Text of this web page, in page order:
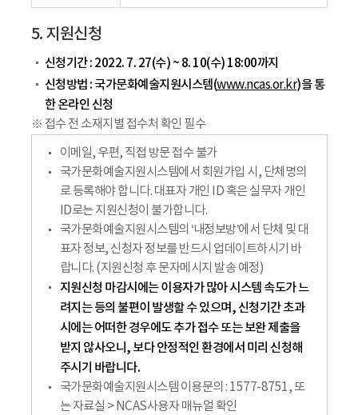
5. 지원신청
신청기간 : 2022. 7. 27(수) ~ 8. 10(수) 18:00까지
신청방법 : 국가문화예술지원시스템(www.ncas.or.kr)을 통
한 온라인 신청
※ 접수 전 소재지별 접수처 확인 필수
이메일, 우편, 직접 방문 접수 불가
국가문화예술지원시스템에서 회원가입 시, 단체명의
로 등록해야 합니다. 대표자 개인 ID 혹은 실무자 개인
ID로는 지원신청이 불가합니다.
국가문화예술지원시스템의 ‘내정보방’에서 단체 및 대
표자 정보, 신청자 정보를 반드시 업데이트하시기 바
랍니다. (지원신청 후 문자메시지 발송 예정)
지원신청 마감시에는 이용자가 많아 시스템 속도가 느
려지는 등의 불편이 발생할 수 있으며, 신청기간 초과
시에는 어떠한 경우에도 추가 접수 또는 보완 제출을
받지 않사오니, 보다 안정적인 환경에서 미리 신청해
주시기 바랍니다.
국가문화예술지원시스템 이용문의 : 1577-8751, 또
는 자료실 > NCAS사용자 매뉴얼 확인